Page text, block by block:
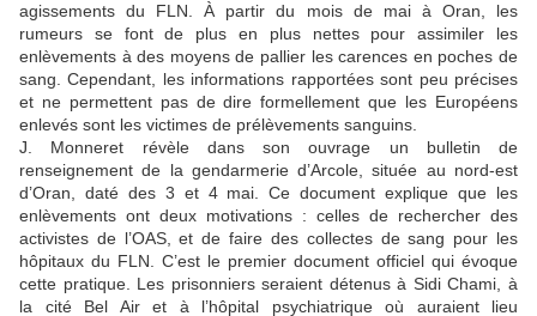
agissements du FLN. À partir du mois de mai à Oran, les
rumeurs se font de plus en plus nettes pour assimiler les
enlèvements à des moyens de pallier les carences en poches de
sang. Cependant, les informations rapportées sont peu précises
et ne permettent pas de dire formellement que les Européens
enlevés sont les victimes de prélèvements sanguins.
J. Monneret révèle dans son ouvrage un bulletin de
renseignement de la gendarmerie d’Arcole, située au nord-est
d’Oran, daté des 3 et 4 mai. Ce document explique que les
enlèvements ont deux motivations : celles de rechercher des
activistes de l’OAS, et de faire des collectes de sang pour les
hôpitaux du FLN. C’est le premier document officiel qui évoque
cette pratique. Les prisonniers seraient détenus à Sidi Chami, à
la cité Bel Air et à l’hôpital psychiatrique où auraient lieu